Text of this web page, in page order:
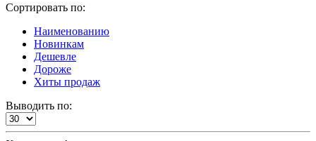
Сортировать по:
Наименованию
Новинкам
Дешевле
Дороже
Хиты продаж
Выводить по: